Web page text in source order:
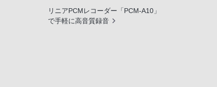
リニアPCMレコーダー「PCM-A10」
で手軽に高音質録音